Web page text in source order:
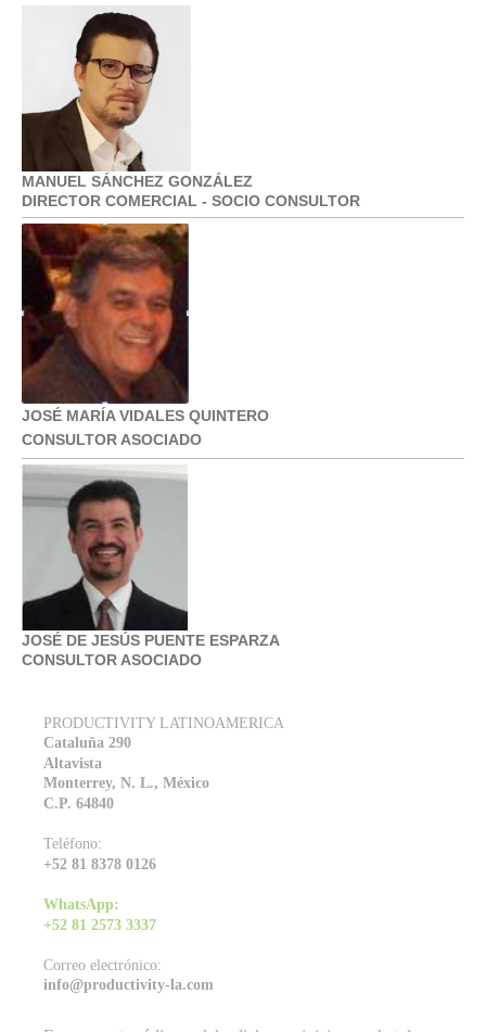
MANUEL SÁNCHEZ GONZÁLEZ
DIRECTOR COMERCIAL - SOCIO CONSULTOR
JOSÉ MARÍA VIDALES QUINTERO
CONSULTOR ASOCIADO
JOSÉ DE JESÚS PUENTE ESPARZA
CONSULTOR ASOCIADO
PRODUCTIVITY LATINOAMERICA
Cataluña 290
Altavista
Monterrey, N. L., México
C.P. 64840
Teléfono:
+52 81 8378 0126
WhatsApp:
+52 81 2573 3337
Correo electrónico:
info@productivity-la.com